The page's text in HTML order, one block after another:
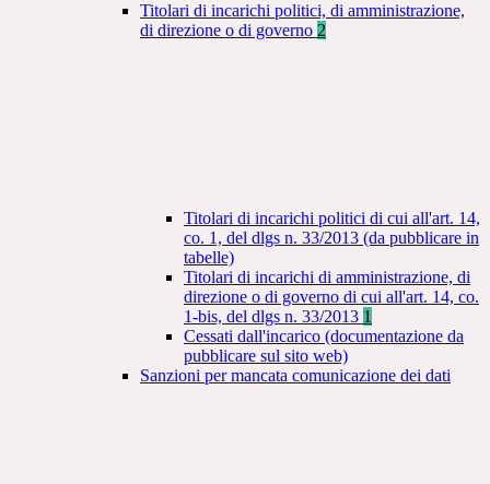
Titolari di incarichi politici, di amministrazione,
di direzione o di governo 2
Titolari di incarichi politici di cui all'art. 14,
co. 1, del dlgs n. 33/2013 (da pubblicare in
tabelle)
Titolari di incarichi di amministrazione, di
direzione o di governo di cui all'art. 14, co.
1-bis, del dlgs n. 33/2013 1
Cessati dall'incarico (documentazione da
pubblicare sul sito web)
Sanzioni per mancata comunicazione dei dati